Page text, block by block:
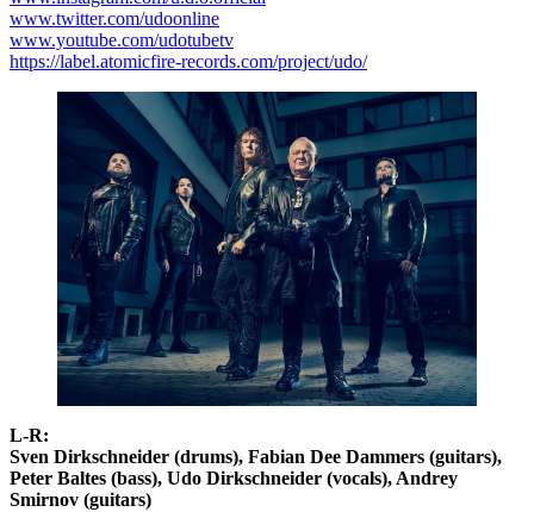
www.twitter.com/udoonline
www.youtube.com/udotubetv
https://label.atomicfire-records.com/project/udo/
L-R:
Sven Dirkschneider (drums), Fabian Dee Dammers (guitars),
Peter Baltes (bass), Udo Dirkschneider (vocals), Andrey
Smirnov (guitars)